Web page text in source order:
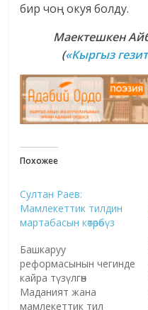
бир чоң окуя болду.
Маектешкен
(«Кыргыз
Похожее
Султан Раев:
Мамлекеттик тилдин
мартабасын көтөрөбүз
Башкаруу
реформасынын чегинде
кайра түзүлгөн
Маданият жана
мамлекеттик тил